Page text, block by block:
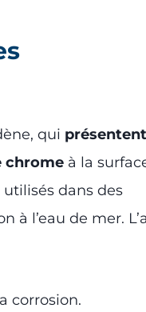
qui
chrome à la
dans des
à l’eau de mer.
corrosion.